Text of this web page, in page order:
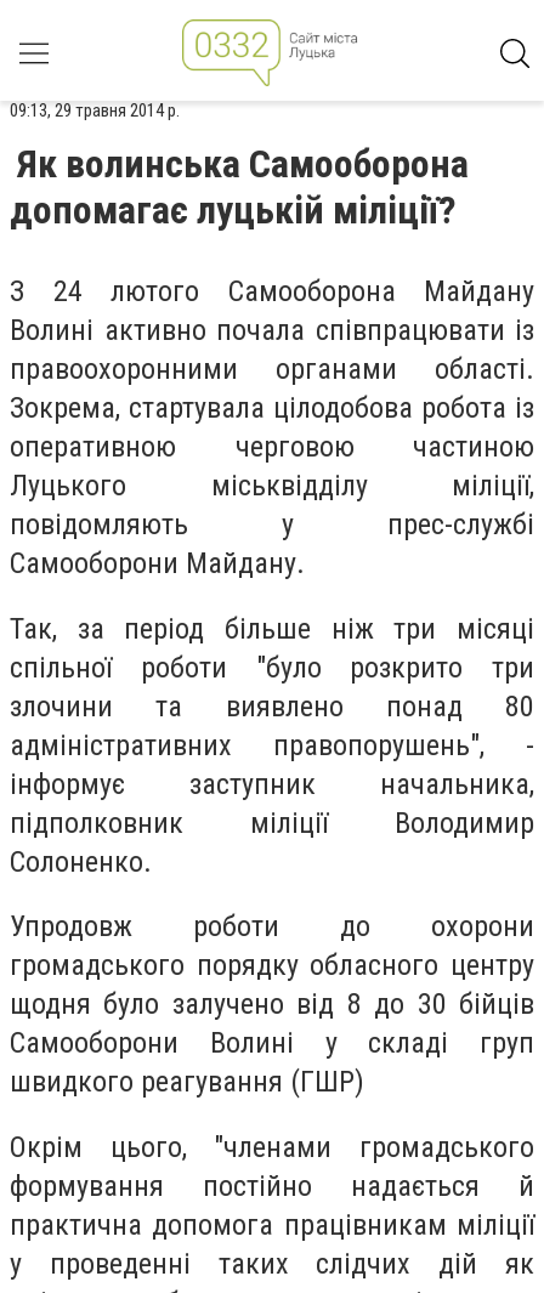
09:13, 29 травня 2014 р.
Як волинська Самооборона
допомагає луцькій міліції?
З 24 лютого Самооборона Майдану
Волині активно почала співпрацювати із
правоохоронними органами області.
Зокрема, стартувала цілодобова робота із
оперативною черговою частиною
Луцького міськвідділу міліції,
повідомляють у прес-службі
Самооборони Майдану.
Так, за період більше ніж три місяці
спільної роботи "було розкрито три
злочини та виявлено понад 80
адміністративних правопорушень", -
інформує заступник начальника,
підполковник міліції Володимир
Солоненко.
Упродовж роботи до охорони
громадського порядку обласного центру
щодня було залучено від 8 до 30 бійців
Самооборони Волині у складі груп
швидкого реагування (ГШР)
Окрім цього, "членами громадського
формування постійно надається й
практична допомога працівникам міліції
у проведенні таких слідчих дій як